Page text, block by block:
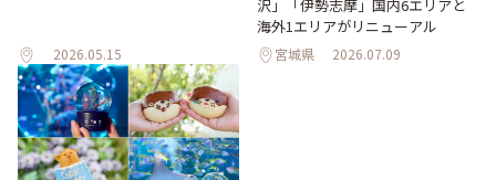
2026.05.15
沢」「伊勢志摩」国内6エリアと
海外1エリアがリニューアル
宮城県 2026.07.09